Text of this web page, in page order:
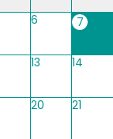
6 7
13 14
20 21